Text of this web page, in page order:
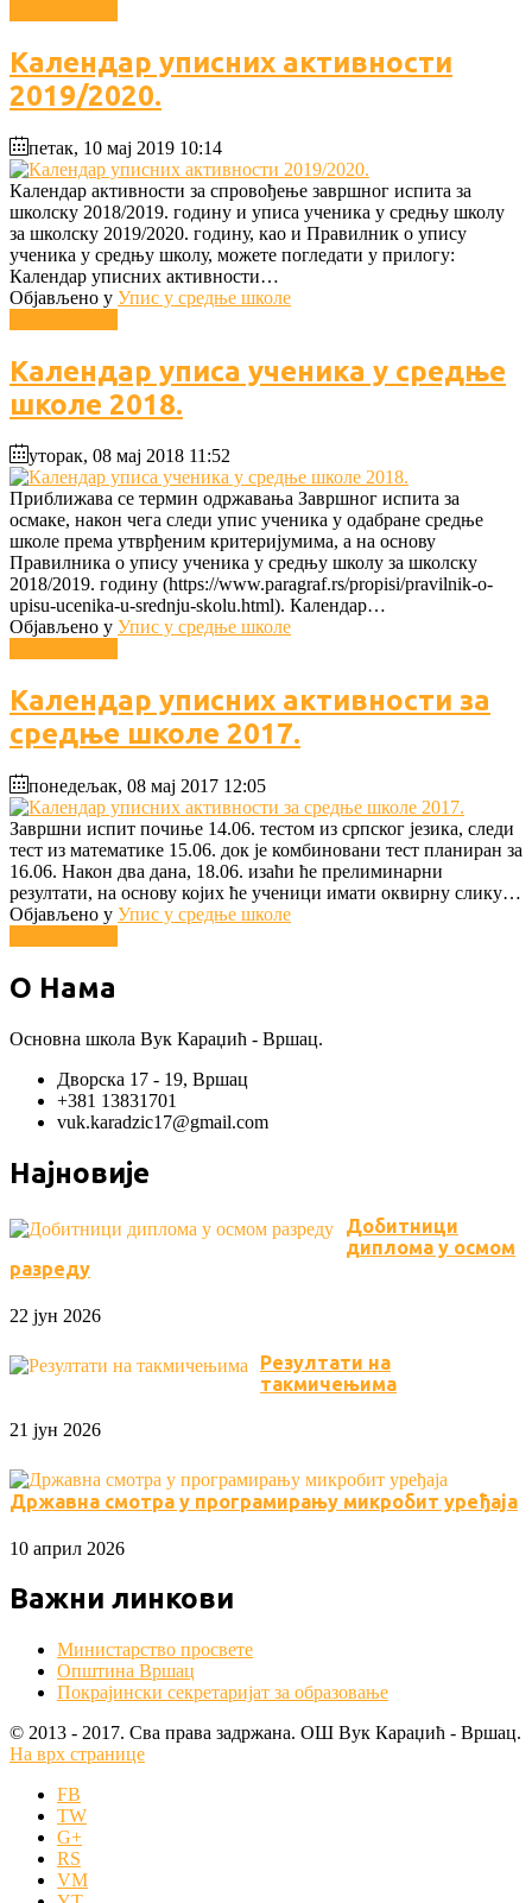
Календар уписних активности
2019/2020.
петак, 10 мај 2019 10:14
Календар активности за спровођење завршног испита за
школску 2018/2019. годину и уписа ученика у средњу школу
за школску 2019/2020. годину, као и Правилник о упису
ученика у средњу школу, можете погледати у прилогу:
Календар уписних активности…
Објављено у Упис у средње школе
Календар уписа ученика у средње
школе 2018.
уторак, 08 мај 2018 11:52
Приближава се термин одржавања Завршног испита за
осмаке, након чега следи упис ученика у одабране средње
школе према утврђеним критеријумима, а на основу
Правилника о упису ученика у средњу школу за школску
2018/2019. годину (https://www.paragraf.rs/propisi/pravilnik-o-
upisu-ucenika-u-srednju-skolu.html). Календар…
Објављено у Упис у средње школе
Календар уписних активности за
средње школе 2017.
понедељак, 08 мај 2017 12:05
Завршни испит почиње 14.06. тестом из српског језика, следи
тест из математике 15.06. док је комбиновани тест планиран за
16.06. Након два дана, 18.06. изаћи ће прелиминарни
резултати, на основу којих ће ученици имати оквирну слику…
Објављено у Упис у средње школе
О Нама
Основна школа Вук Караџић - Вршац.
Дворска 17 - 19, Вршац
+381 13831701
vuk.karadzic17@gmail.com
Најновије
Добитници
диплома у осмом
разреду
22 јун 2026
Резултати на
такмичењима
21 јун 2026
Државна смотра у програмирању микробит уређаја
10 април 2026
Важни линкови
Министарство просвете
Општина Вршац
Покрајински секретаријат за образовање
© 2013 - 2017. Сва права задржана. OШ Вук Караџић - Вршац.
На врх странице
FB
TW
G+
RS
VM